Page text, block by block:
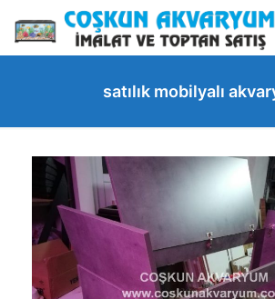
satılık mobilyalı